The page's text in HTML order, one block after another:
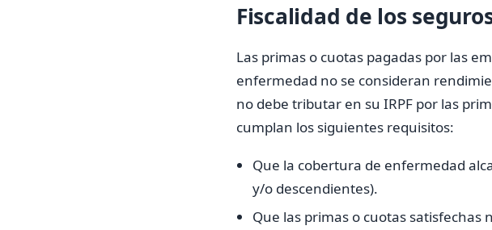
Fiscalidad de los
Las primas o cuotas pagadas por las
enfermedad no se consideran
no debe tributar en su IRPF por las
cumplan los siguientes requisitos:
Que la cobertura de enfermedad
y/o descendientes).
Que las primas o cuotas satisfechas